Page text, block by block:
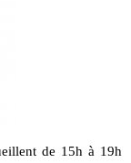
de 15h à 19h